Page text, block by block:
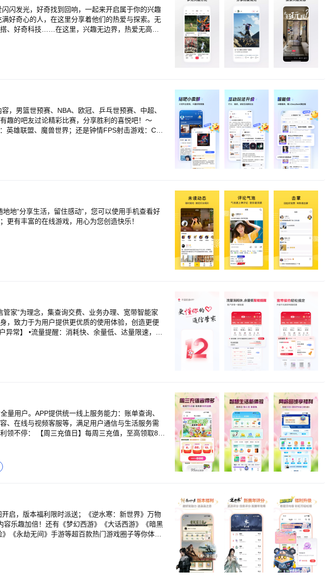
、好奇科技……在这里，兴趣无边界，热爱无高
见，每一种热爱被温柔以待。 勇敢发光：
是你记录兴趣生活的成长手账！大胆分享你的故
爱，更可能成为照亮另一个“兴趣同路人”的微光。
站。让每一次心动落地生根，让每一份热爱玩出花
趣的吧友过论精彩比赛，分享胜利的喜悦吧！～
英雄联盟、魔兽世界；还是钟情FPS射击游戏：CS:
与大家分享交流游戏趣闻。 【潮流玩梗】
、段子吧，和吧友一起创造下一个神梗！ 下载
见反馈吧”提出您的宝贵意见或建议。
地“分享生活，留住感动”，您可以使用手机查看好
更有丰富的在线游戏，用心为您创造快乐！
家”为理念，集查询交费、业务办理、宽带智能家
，致力于为用户提供更优质的使用体验，创造更便
常】 •流量提醒：消耗快、余量低、达量限速，立
更省钱：语
线。 【“我的”页面：私人专属空
：官方补贴，1对1服务。
量用户。APP提供统一线上服务能力：账单查询、
、在线与视频客服等，满足用户通信与生活服务需
百元大奖 【新人有礼】新用户首次登陆APP，至高
出新花样！
启，版本福利限时派送；《逆水寒：新世界》万物
乐趣加倍！还有《梦幻西游》《大话西游》《暗黑
《永劫无间》手游等超百款热门游戏圈子等你体
《守望先锋》拉玛刹史诗、传奇皮肤及战令奖励等
手助你天梯轻松上分，战棋把把吃鸡！《魔兽世
大陆。 海量频道随加随聊，上大神轻松结交游戏伙